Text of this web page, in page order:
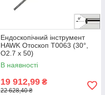
Ендоскопічний інструмент
HAWK Отоскоп T0063 (30°,
O2.7 x 50)
В наявності
19 912,99 ₴
22 628,40 ₴